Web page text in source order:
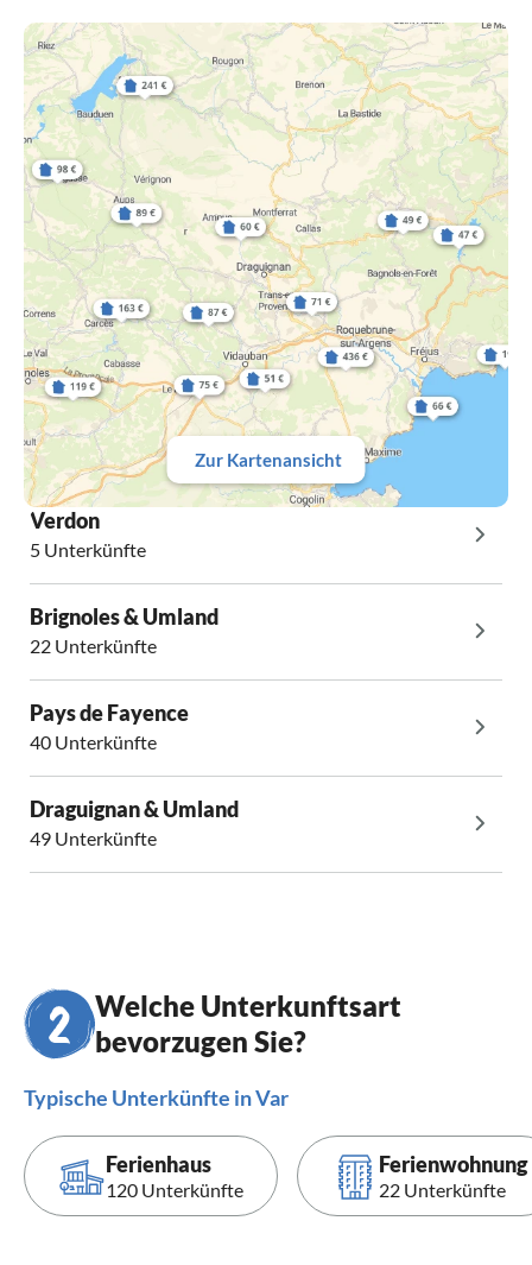
Zur Kartenansicht
Verdon
5 Unterkünfte
Brignoles & Umland
22 Unterkünfte
Pays de Fayence
40 Unterkünfte
Draguignan & Umland
49 Unterkünfte
Welche Unterkunftsart
bevorzugen Sie?
Typische Unterkünfte in Var
Ferienhaus
120 Unterkünfte
Ferienwohnung
22 Unterkünfte